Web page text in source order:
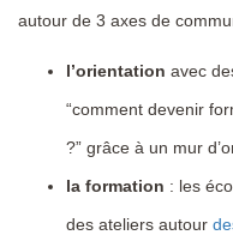
autour de 3 axes de
l’orientation avec
“comment devenir
?” grâce à un mur
la formation : les
des ateliers autour